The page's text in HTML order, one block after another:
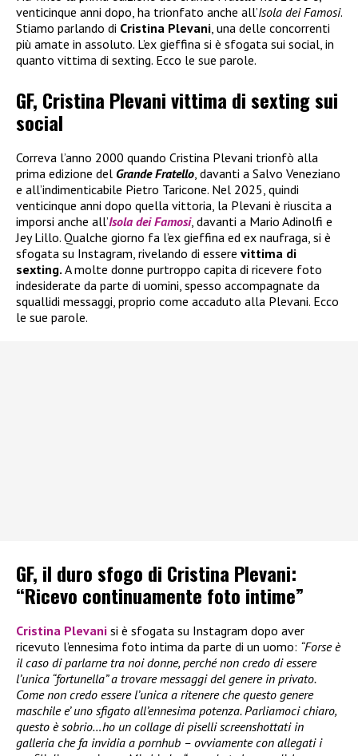
venticinque anni dopo, ha trionfato anche all’Isola dei Famosi.
Stiamo parlando di Cristina Plevani , una delle concorrenti
più amate in assoluto. L’ex gieffina si è sfogata sui social, in
quanto vittima di sexting. Ecco le sue parole.
GF, Cristina Plevani vittima di sexting sui
social
Correva l’anno 2000 quando Cristina Plevani trionfò alla
prima edizione del Grande Fratello , davanti a Salvo Veneziano
e all’indimenticabile Pietro Taricone. Nel 2025, quindi
venticinque anni dopo quella vittoria, la Plevani è riuscita a
imporsi anche all’Isola dei Famosi, davanti a Mario Adinolfi e
Jey Lillo. Qualche giorno fa l’ex gieffina ed ex naufraga, si è
sfogata su Instagram, rivelando di essere vittima di
sexting. A molte donne purtroppo capita di ricevere foto
indesiderate da parte di uomini, spesso accompagnate da
squallidi messaggi, proprio come accaduto alla Plevani. Ecco
le sue parole.
GF, il duro sfogo di Cristina Plevani:
“Ricevo continuamente foto intime”
Cristina Plevani si è sfogata su Instagram dopo aver
ricevuto l’ennesima foto intima da parte di un uomo: “Forse è
il caso di parlarne tra noi donne, perché non credo di essere
l’unica “fortunella” a trovare messaggi del genere in privato.
Come non credo essere l’unica a ritenere che questo genere
maschile e’ uno sfigato all’ennesima potenza. Parliamoci chiaro,
questo è sobrio…ho un collage di piselli screenshottati in
galleria che fa invidia a pornhub – ovviamente con allegati i